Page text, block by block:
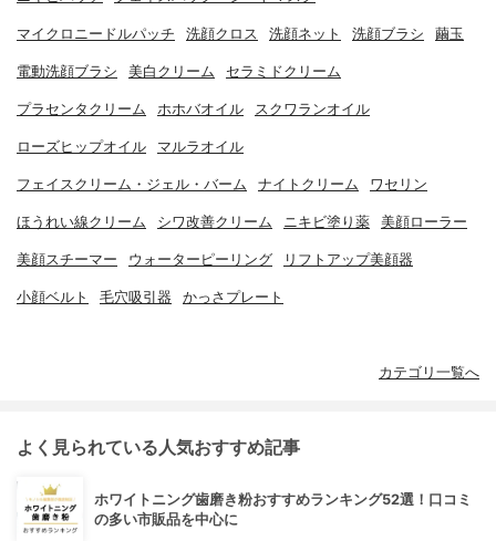
マイクロニードルパッチ 洗顔クロス 洗顔ネット 洗顔ブラシ 繭玉
電動洗顔ブラシ 美白クリーム セラミドクリーム
プラセンタクリーム ホホバオイル スクワランオイル
ローズヒップオイル マルラオイル
フェイスクリーム・ジェル・バーム ナイトクリーム ワセリン
ほうれい線クリーム シワ改善クリーム ニキビ塗り薬 美顔ローラー
美顔スチーマー ウォーターピーリング リフトアップ美顔器
小顔ベルト 毛穴吸引器 かっさプレート
カテゴリ一覧へ
よく見られている人気おすすめ記事
ホワイトニング歯磨き粉おすすめランキング52選！口コミ
の多い市販品を中心に